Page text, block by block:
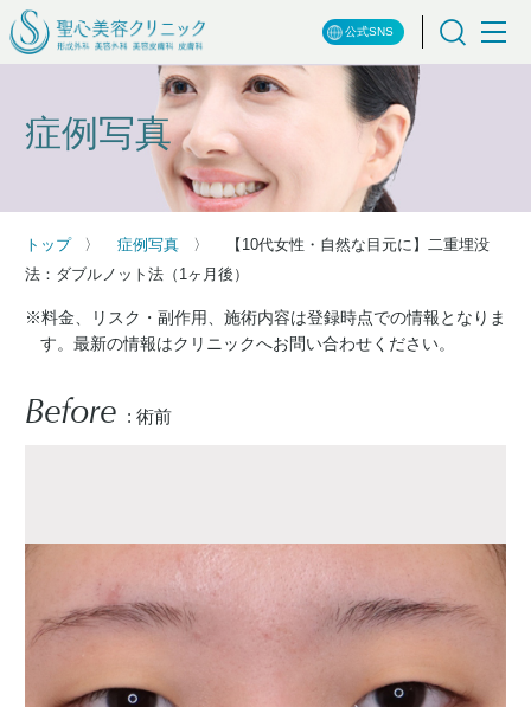
公式SNS
症例写真
トップ 症例写真
【10代女性・自然な目元に】二重埋没
法：ダブルノット法（1ヶ月後）
※料金、リスク・副作用、施術内容は登録時点での情報となりま
す。最新の情報はクリニックへお問い合わせください。
Before : 術前